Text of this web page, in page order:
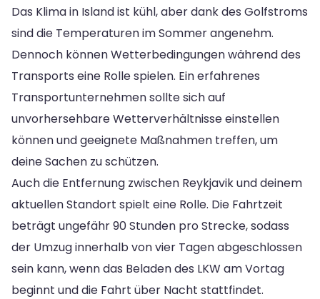
Das Klima in Island ist kühl, aber dank des Golfstroms
sind die Temperaturen im Sommer angenehm.
Dennoch können Wetterbedingungen während des
Transports eine Rolle spielen. Ein erfahrenes
Transportunternehmen sollte sich auf
unvorhersehbare Wetterverhältnisse einstellen
können und geeignete Maßnahmen treffen, um
deine Sachen zu schützen.
Auch die Entfernung zwischen Reykjavik und deinem
aktuellen Standort spielt eine Rolle. Die Fahrtzeit
beträgt ungefähr 90 Stunden pro Strecke, sodass
der Umzug innerhalb von vier Tagen abgeschlossen
sein kann, wenn das Beladen des LKW am Vortag
beginnt und die Fahrt über Nacht stattfindet.